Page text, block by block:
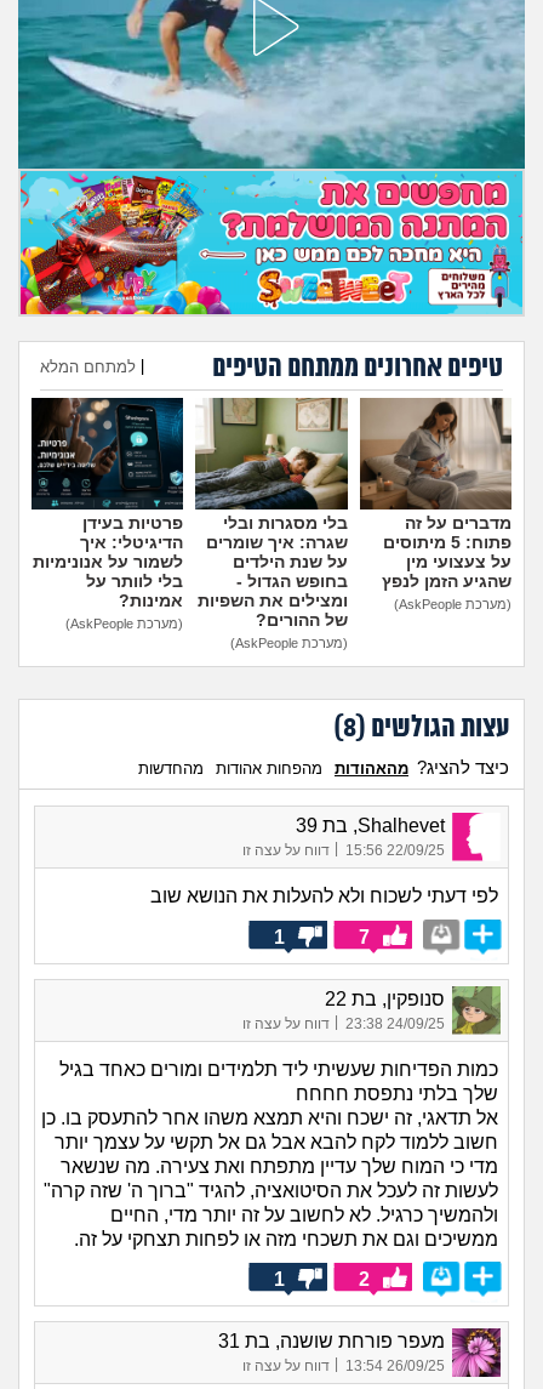
מה שעובר עליי
שומרים על הגוף
פיננסי וכלכלה
בין הסדינים
חיות מחמד
יוקר המחיה
גאווה
טיפים אחרונים ממתחם הטיפים למתחם המלא
הוספת טיפ
מדברים על זה
פתוח: 5 מיתוסים
על צעצועי מין
שהגיע הזמן לנפץ
(מערכת AskPeople)
בלי מסגרות ובלי
שגרה: איך שומרים
על שנת הילדים
בחופש הגדול -
ומצילים את השפיות
של ההורים?
(מערכת AskPeople)
פרטיות בעידן
הדיגיטלי: איך
לשמור על אנונימיות
בלי לוותר על
אמינות?
(מערכת AskPeople)
עצות הגולשים (8
)
כיצד להציג? מהאהודות מהפחות אהודות מהחדשות
Shalhevet, בת 39
22/09/25 15:56 דווח על עצה זו
לפי דעתי לשכוח ולא להעלות את הנושא שוב
7
1
סנופקין, בת 22
24/09/25 23:38
| דווח על עצה זו
כמות הפדיחות שעשיתי ליד תלמידים ומורים כאחד בגיל
שלך בלתי נתפסת חחחח
אל תדאגי, זה ישכח והיא תמצא משהו אחר להתעסק בו. כן
חשוב ללמוד לקח להבא אבל גם אל תקשי על עצמך יותר
מדי כי המוח שלך עדיין מתפתח ואת צעירה. מה שנשאר
לעשות זה לעכל את הסיטואציה, להגיד "ברוך ה' שזה קרה"
ולהמשיך כרגיל. לא לחשוב על זה יותר מדי, החיים
ממשיכים וגם את תשכחי מזה או לפחות תצחקי על זה.
2
1
מעפר פורחת שושנה, בת 31
26/09/25 13:54
| דווח על עצה זו